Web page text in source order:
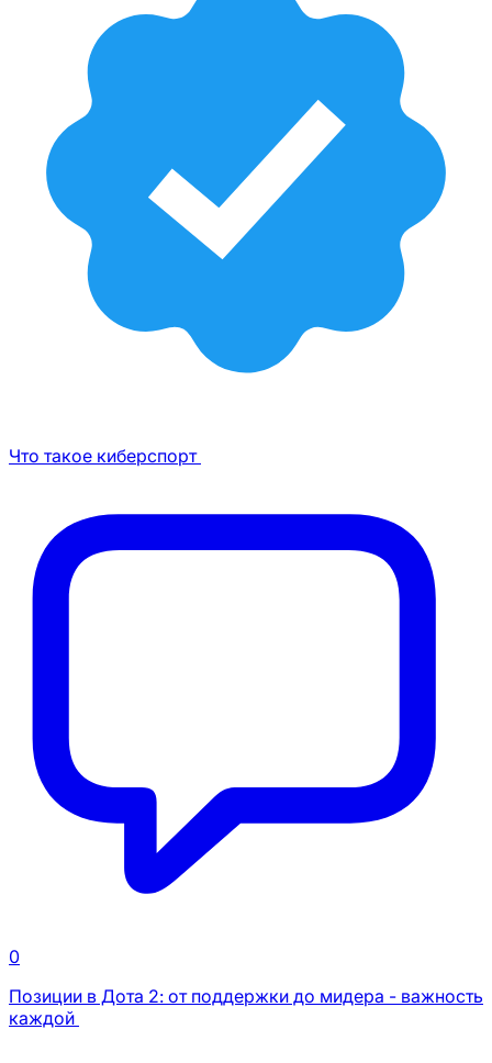
Что такое киберспорт
0
Позиции в Дота 2: от поддержки до мидера - важность
каждой